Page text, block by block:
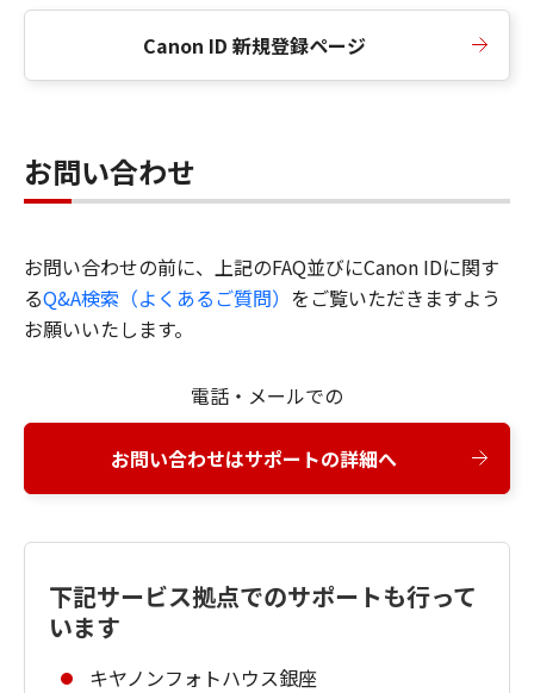
Canon ID 新規登録ページ
お問い合わせ
お問い合わせの前に、上記のFAQ並びにCanon IDに関す
るQ&A検索（よくあるご質問） をご覧いただきますよう
お願いいたします。
電話・メールでの
お問い合わせはサポートの詳細へ
下記サービス拠点でのサポートも行って
います
キヤノンフォトハウス銀座